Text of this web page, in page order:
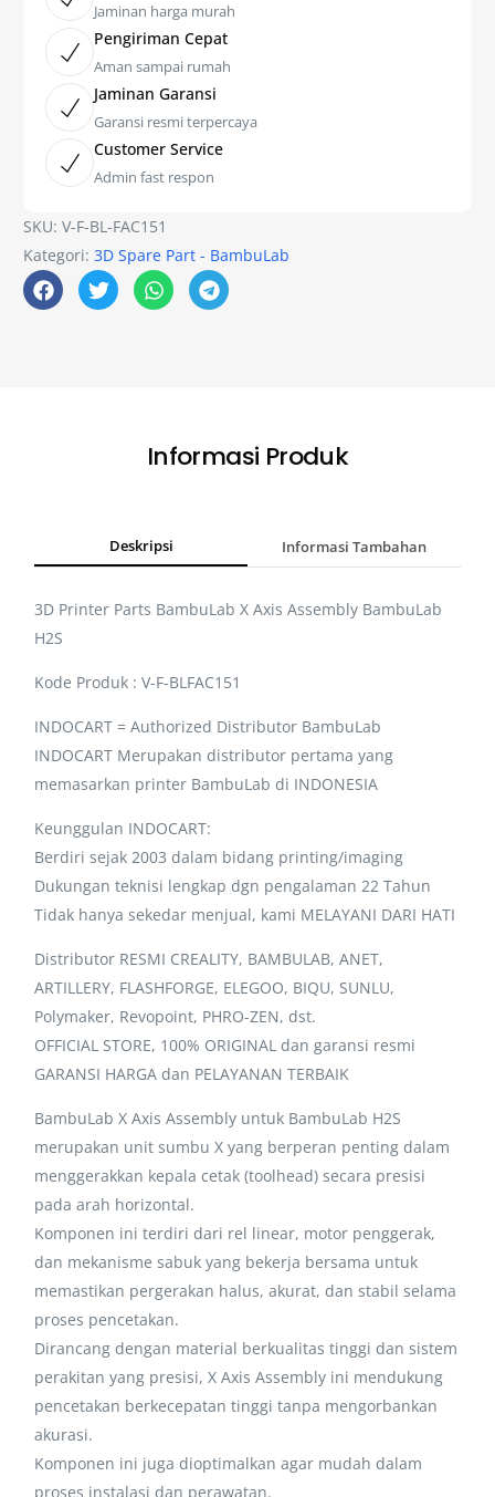
Jaminan harga murah
Pengiriman Cepat
Aman sampai rumah
Jaminan Garansi
Garansi resmi terpercaya
Customer Service
Admin fast respon
SKU:V-F-BL-FAC151
Kategori:3D Spare Part - BambuLab
Informasi Produk
Deskripsi Informasi Tambahan
3D Printer Parts BambuLab X Axis Assembly BambuLab
H2S
Kode Produk : V-F-BLFAC151
INDOCART = Authorized Distributor BambuLab
INDOCART Merupakan distributor pertama yang
memasarkan printer BambuLab di INDONESIA
Keunggulan INDOCART:
Berdiri sejak 2003 dalam bidang printing/imaging
Dukungan teknisi lengkap dgn pengalaman 22 Tahun
Tidak hanya sekedar menjual, kami MELAYANI DARI HATI
Distributor RESMI CREALITY, BAMBULAB, ANET,
ARTILLERY, FLASHFORGE, ELEGOO, BIQU, SUNLU,
Polymaker, Revopoint, PHRO-ZEN, dst.
OFFICIAL STORE, 100% ORIGINAL dan garansi resmi
GARANSI HARGA dan PELAYANAN TERBAIK
BambuLab X Axis Assembly untuk BambuLab H2S
merupakan unit sumbu X yang berperan penting dalam
menggerakkan kepala cetak (toolhead) secara presisi
pada arah horizontal.
Komponen ini terdiri dari rel linear, motor penggerak,
dan mekanisme sabuk yang bekerja bersama untuk
memastikan pergerakan halus, akurat, dan stabil selama
proses pencetakan.
Dirancang dengan material berkualitas tinggi dan sistem
perakitan yang presisi, X Axis Assembly ini mendukung
pencetakan berkecepatan tinggi tanpa mengorbankan
akurasi.
Komponen ini juga dioptimalkan agar mudah dalam
proses instalasi dan perawatan.